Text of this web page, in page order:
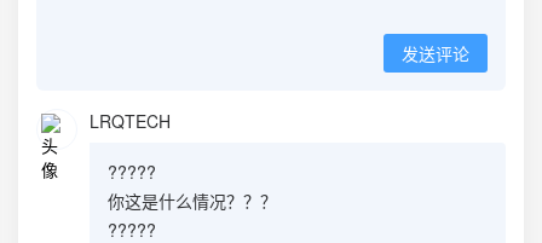
发送评论
LRQTECH
?????
你这是什么情况？？？
?????